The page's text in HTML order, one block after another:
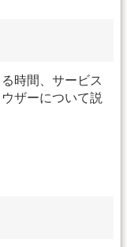
時間、サービス
ザーについて説